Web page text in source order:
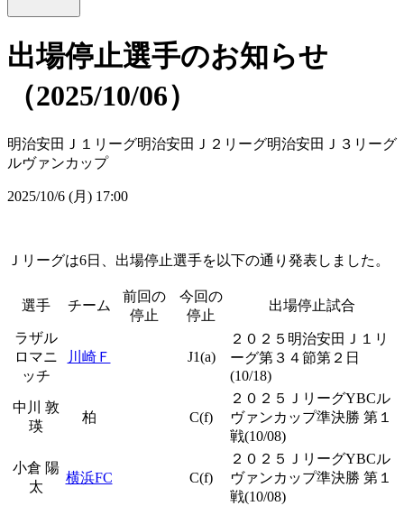
出場停止選手のお知らせ
（2025/10/06）
明治安田Ｊ１リーグ明治安田Ｊ２リーグ明治安田Ｊ３リーグ
ルヴァンカップ
2025/10/6 (月) 17:00
Ｊリーグは6日、出場停止選手を以下の通り発表しました。
選手 チーム
前回の
停止
今回の
停止
出場停止試合
ラザル
ロマニ
ッチ
川崎Ｆ J1(a)
２０２５明治安田Ｊ１リ
ーグ第３４節第２日
(10/18)
中川 敦
瑛
柏 C(f)
２０２５ＪリーグYBCル
ヴァンカップ準決勝 第１
戦(10/08)
小倉 陽
太
横浜FC C(f)
２０２５ＪリーグYBCル
ヴァンカップ準決勝 第１
戦(10/08)